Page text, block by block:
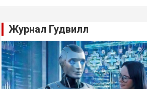
Журнал Гудвилл